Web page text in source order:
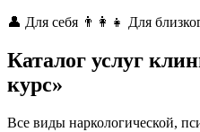
👤 Для себя 👨‍👩‍👧 Для
Каталог услуг
курс»
Все виды наркологической,